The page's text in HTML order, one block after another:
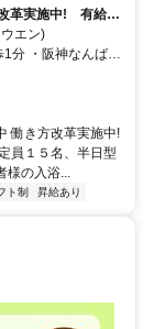
革実施中! 有給消
エン)
分 ・阪神なんば線
より電車で10分
神なんば線「尼
働き方改革実施中!
員１５名、半日型
様の入浴...
ト制 昇給あり